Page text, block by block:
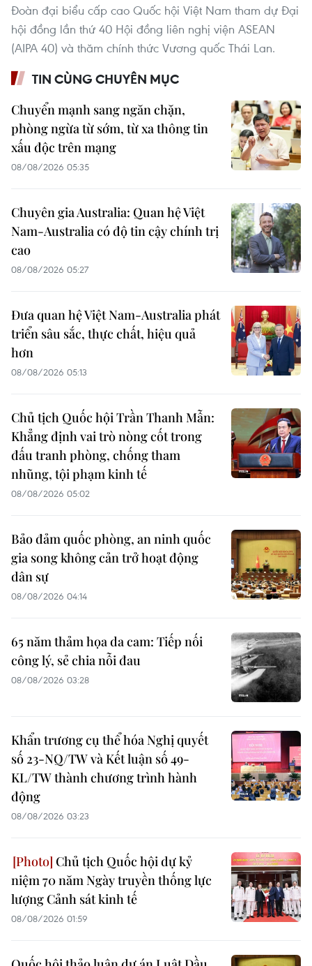
Đoàn đại biểu cấp cao Quốc hội Việt Nam tham dự Đại
hội đồng lần thứ 40 Hội đồng liên nghị viện ASEAN
(AIPA 40) và thăm chính thức Vương quốc Thái Lan.
TIN CÙNG CHUYÊN MỤC
Chuyển mạnh sang ngăn chặn,
phòng ngừa từ sớm, từ xa thông tin
xấu độc trên mạng
08/08/2026 05:35
Chuyên gia Australia: Quan hệ Việt
Nam-Australia có độ tin cậy chính trị
cao
08/08/2026 05:27
Đưa quan hệ Việt Nam-Australia phát
triển sâu sắc, thực chất, hiệu quả
hơn
08/08/2026 05:13
Chủ tịch Quốc hội Trần Thanh Mẫn:
Khẳng định vai trò nòng cốt trong
đấu tranh phòng, chống tham
nhũng, tội phạm kinh tế
08/08/2026 05:02
Bảo đảm quốc phòng, an ninh quốc
gia song không cản trở hoạt động
dân sự
08/08/2026 04:14
65 năm thảm họa da cam: Tiếp nối
công lý, sẻ chia nỗi đau
08/08/2026 03:28
Khẩn trương cụ thể hóa Nghị quyết
số 23-NQ/TW và Kết luận số 49-
KL/TW thành chương trình hành
động
08/08/2026 03:23
Chủ tịch Quốc hội dự kỷ
niệm 70 năm Ngày truyền thống lực
lượng Cảnh sát kinh tế
08/08/2026 01:59